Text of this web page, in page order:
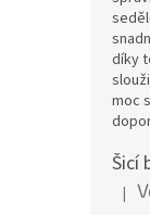
díky
moc
Šicí
|